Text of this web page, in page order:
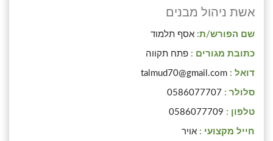
אשת ניהול מבנים
שם הפורש/ת: אסף תלמוד
כתובת מגורים : פתח תקווה
דואל : talmud70@gmail.com
סלולר : 0586077707
טלפון : 0586077709
חייל מקצועי : אויר